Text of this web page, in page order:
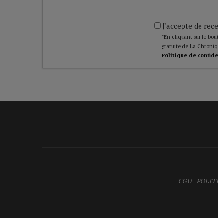
J'accepte de
*En cliquant sur le
gratuite de La
Politique de
CGU-